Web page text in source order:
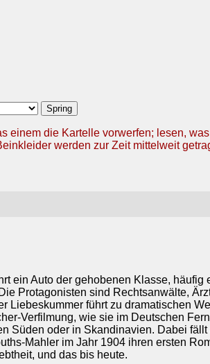
einem die Kartelle vorwerfen; lesen,
werden zur Zeit mittelweit
ein Auto der gehobenen Klasse,
Protagonisten sind Rechtsanwälte,
Liebeskummer führt zu dramatischen
Verfilmung, wie sie im Deutschen
Süden oder in Skandinavien. Dabei
Mahler im Jahr 1904 ihren ersten
und das bis heute.